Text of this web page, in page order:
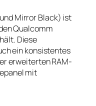
Mirror Black) ist
Qualcomm
Diese
ein konsistentes
erweiterten RAM-
mit